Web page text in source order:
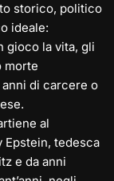
storico, politico
ideale:
gioco la vita, gli
morte
di carcere o
al
Epstein, tedesca
e da anni